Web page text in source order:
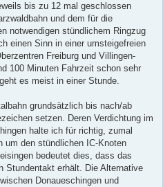
bis zu 12 mal geschlossen
und dem für die
notwendigen stündlichem Ringzug
einen Sinn in einer umsteigefreien
Freiburg und Villingen-
100 Minuten Fahrzeit schon sehr
es meist in einer Stunde.
grundsätzlich bis nach/ab
setzen. Deren Verdichtung im
halte ich für richtig, zumal
den stündlichen IC-Knoten
bedeutet dies, dass das
Stundentakt erhält. Die Alternative
Donaueschingen und